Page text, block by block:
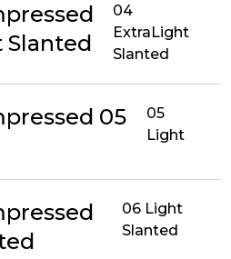
Slanted
04
ExtraLight
Slanted
05
05
Light
06 Light
Slanted